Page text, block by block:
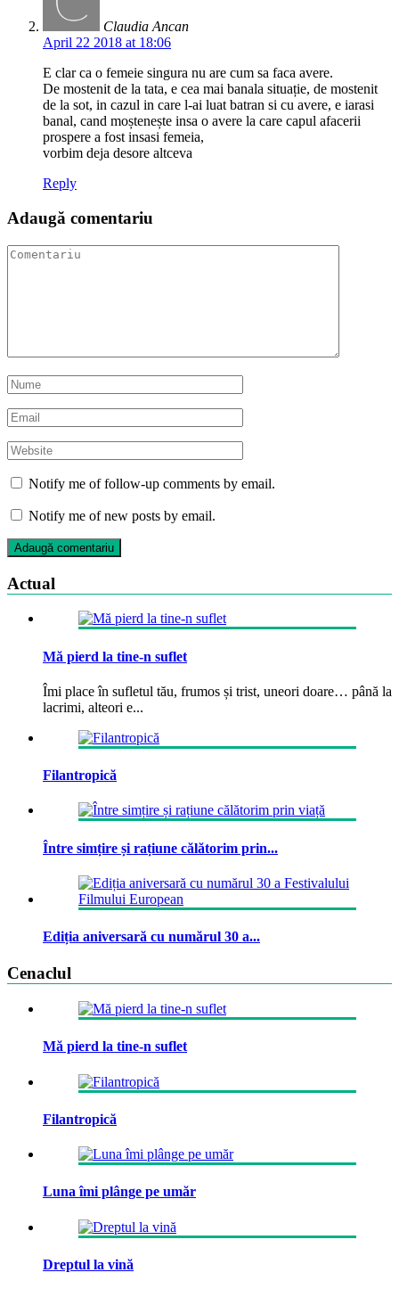
Claudia Ancan
April 22 2018 at 18:06
E clar ca o femeie singura nu are cum sa faca avere.
De mostenit de la tata, e cea mai banala situație, de mostenit
de la sot, in cazul in care l-ai luat batran si cu avere, e iarasi
banal, cand moștenește insa o avere la care capul afacerii
prospere a fost insasi femeia,
vorbim deja desore altceva
Reply
Adaugă comentariu
Notify me of follow-up comments by email.
Notify me of new posts by email.
Actual
Mă pierd la tine-n suflet
Îmi place în sufletul tău, frumos și trist, uneori doare… până la
lacrimi, alteori e...
Filantropică
Între simțire și rațiune călătorim prin...
Ediția aniversară cu numărul 30 a...
Cenaclul
Mă pierd la tine-n suflet
Filantropică
Luna îmi plânge pe umăr
Dreptul la vină